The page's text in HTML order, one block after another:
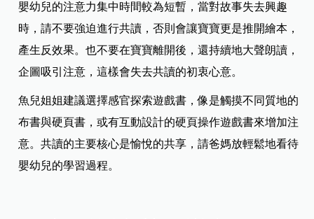
嬰幼兒的注意力集中時間較為短暫，當對故事失去興趣
時，請不要強迫進行共讀，否則會讓寶寶更是推開繪本，
產生反效果。也不要在寶寶離開後，還持續地大聲朗讀，
企圖吸引注意，這樣會失去共讀的初衷心意。
魚兒姐姐建議選擇感官探索遊戲書，像是觸摸不同質地的
布書與硬頁書，或有互動設計的硬頁操作遊戲書來增加注
意。共讀的主要核心是愉悅的共享，請爸媽放輕鬆地看待
嬰幼兒的學習過程。